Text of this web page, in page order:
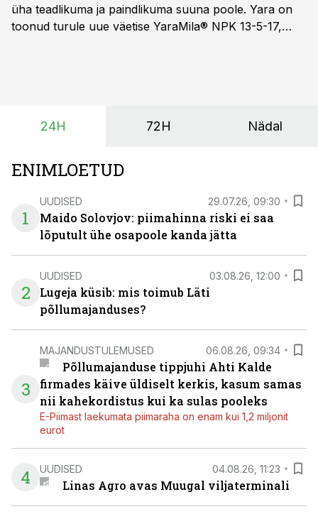
üha teadlikuma ja paindlikuma suuna poole. Yara on
toonud turule uue väetise YaraMila® NPK 13-5-17,
24H 72H Nädal
ENIMLOETUD
1
UUDISED 29.07.26, 09:30
Maido Solovjov: piimahinna riski ei saa
lõputult ühe osapoole kanda jätta
2
UUDISED 03.08.26, 12:00
Lugeja küsib: mis toimub Läti
põllumajanduses?
3
MAJANDUSTULEMUSED 06.08.26, 09:34
Põllumajanduse tippjuhi Ahti Kalde
firmades käive üldiselt kerkis, kasum samas
nii kahekordistus kui ka sulas pooleks
E-Piimast laekumata piimaraha on enam kui 1,2 miljonit
eurot
4 UUDISED 04.08.26, 11:23
Linas Agro avas Muugal viljaterminali